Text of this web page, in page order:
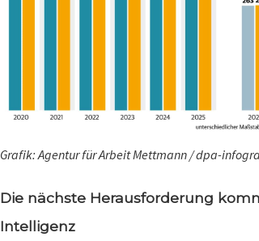
Grafik: Agentur für Arbeit Mettmann / dpa-
Die nächste Herausforderung
Intelligenz